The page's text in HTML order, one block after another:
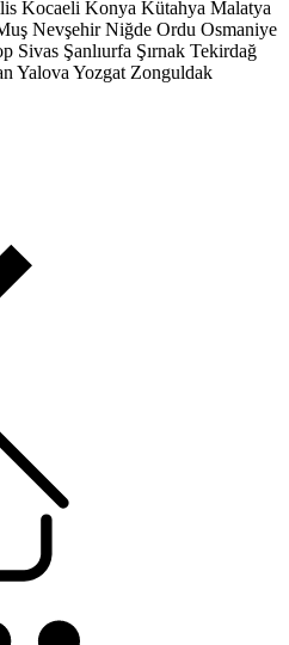
Kocaeli Konya Kütahya Malatya
Nevşehir Niğde Ordu Osmaniye
Sivas Şanlıurfa Şırnak Tekirdağ
Yalova Yozgat Zonguldak